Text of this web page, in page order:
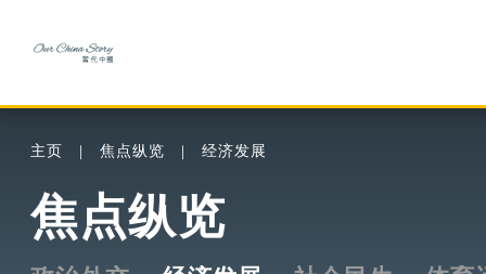
主页 焦点纵览 经济发展
焦点纵览